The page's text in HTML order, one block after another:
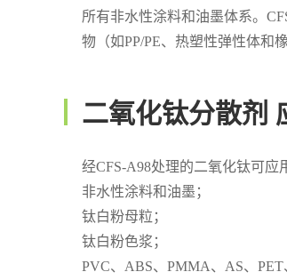
所有非水性涂料和油墨体系。
物（如PP/PE、热塑性弹性体和
二氧化钛分散剂
经CFS-A98处理的二氧化钛可应
非水性涂料和油墨；
钛白粉母粒；
钛白粉色浆；
PVC、ABS、PMMA、AS、PET